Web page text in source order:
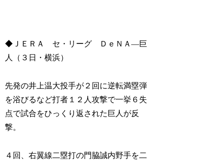
◆ＪＥＲＡ セ・リーグ ＤｅＮＡ―巨
人（３日・横浜）
先発の井上温大投手が２回に逆転満塁弾
を浴びるなど打者１２人攻撃で一挙６失
点で試合をひっくり返された巨人が反
撃。
４回、右翼線二塁打の門脇誠内野手を二